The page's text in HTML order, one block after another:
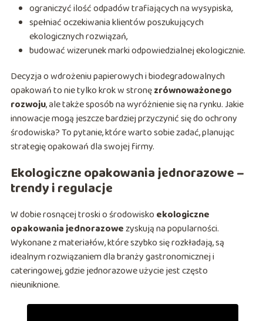
ograniczyć ilość odpadów trafiających na wysypiska,
spełniać oczekiwania klientów poszukujących
ekologicznych rozwiązań,
budować wizerunek marki odpowiedzialnej ekologicznie.
Decyzja o wdrożeniu papierowych i biodegradowalnych
opakowań to nie tylko krok w stronęzrównoważonego
rozwoju, ale także sposób na wyróżnienie się na rynku. Jakie
innowacje mogą jeszcze bardziej przyczynić się do ochrony
środowiska? To pytanie, które warto sobie zadać, planując
strategię opakowań dla swojej firmy.
Ekologiczne opakowania jednorazowe –
trendy i regulacje
W dobie rosnącej troski o środowisko ekologiczne
opakowania jednorazowezyskują na popularności.
Wykonane z materiałów, które szybko się rozkładają, są
idealnym rozwiązaniem dla branży gastronomicznej i
cateringowej, gdzie jednorazowe użycie jest często
nieuniknione.